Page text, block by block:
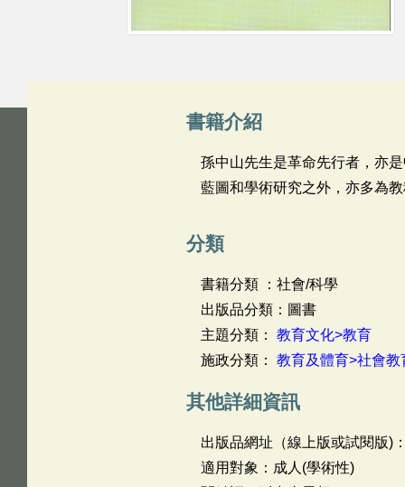
書籍介紹
孫中山先生是革命先行者，亦
藍圖和學術研究之外，亦多為
分類
書籍分類 ：社會/科學
出版品分類：圖書
主題分類： 教育文化>教育
施政分類： 教育及體育>社會教
其他詳細資訊
出版品網址（線上版或試閱版)
適用對象：成人(學術性)